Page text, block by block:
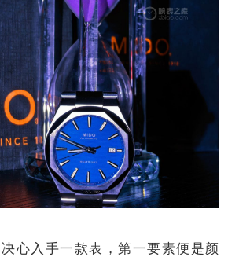
心入手一款表，第一要素便是颜